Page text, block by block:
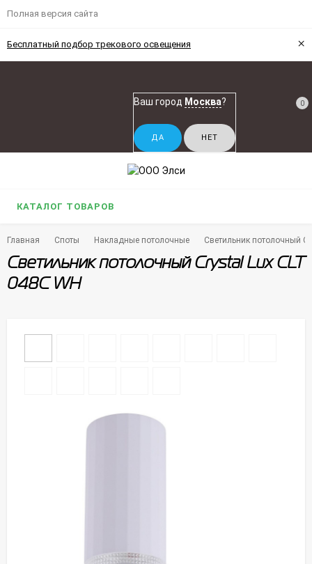
Полная версия сайта
Бесплатный подбор трекового освещения ×
Ваш город Москва? 0
КАТАЛОГ ТОВАРОВ
Главная Споты Накладные потолочные Светильник потолочный
Светильник потолочный Crystal Lux CLT
048C WH